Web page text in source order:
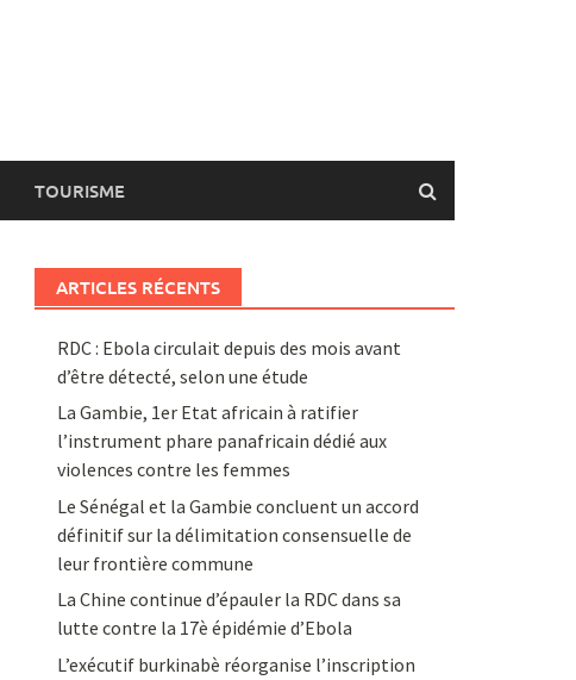
TOURISME
ARTICLES RÉCENTS
RDC : Ebola circulait depuis des mois avant
d’être détecté, selon une étude
La Gambie, 1er Etat africain à ratifier
l’instrument phare panafricain dédié aux
violences contre les femmes
Le Sénégal et la Gambie concluent un accord
définitif sur la délimitation consensuelle de
leur frontière commune
La Chine continue d’épauler la RDC dans sa
lutte contre la 17è épidémie d’Ebola
L’exécutif burkinabè réorganise l’inscription